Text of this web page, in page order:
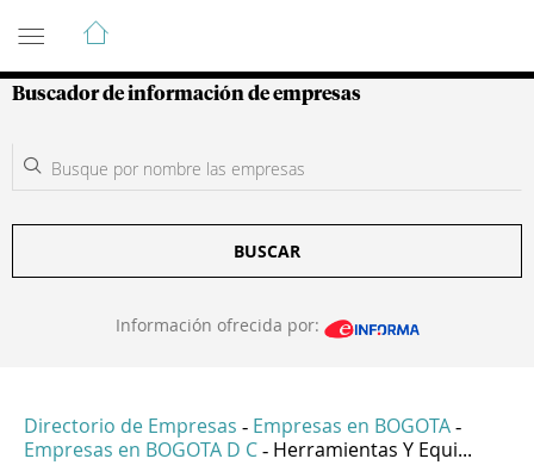
Guía de Empresas Colombianas
Buscador de información de empresas
BUSCAR
Información ofrecida por:
Directorio de Empresas - Empresas en BOGOTA -
Empresas en BOGOTA D C - Herramientas Y Equi...